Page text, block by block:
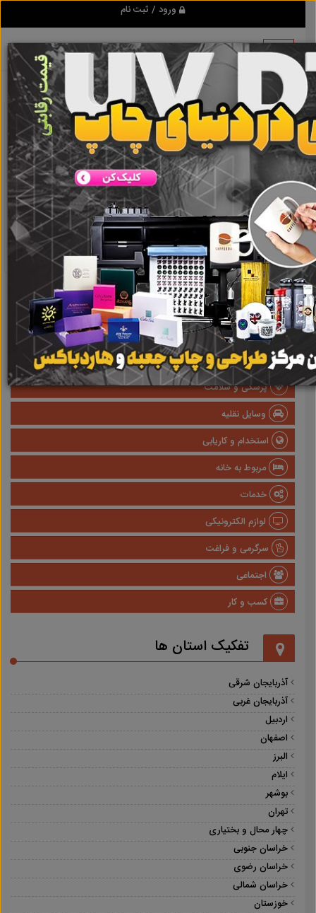
ورود / ثبت نام
نتیجه ای یافت نشد
گروه ها
املاک
صنعتی
پزشکی و سلامت
وسایل نقلیه
استخدام و کاریابی
مربوط به خانه
خدمات
لوازم الکترونیکی
سرگرمی و فراغت
اجتماعی
کسب و کار
تفکیک استان ها
آذربایجان شرقی
آذربایجان غربی
اردبیل
اصفهان
البرز
ایلام
بوشهر
تهران
چهار محال و بختیاری
خراسان جنوبی
خراسان رضوی
خراسان شمالی
خوزستان